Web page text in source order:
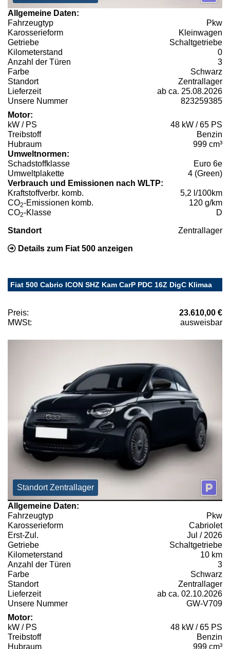
Allgemeine Daten:
Fahrzeugtyp
Pkw
Karosserieform
Kleinwagen
Getriebe
Schaltgetriebe
Kilometerstand
0
Anzahl der Türen
3
Farbe
Schwarz
Standort
Zentrallager
Lieferzeit
ab ca. 25.08.2026
Unsere Nummer
823259385
Motor:
kW / PS
48 kW / 65 PS
Treibstoff
Benzin
Hubraum
999 cm³
Umweltnormen:
Schadstoffklasse
Euro 6e
Umweltplakette
4 (Green)
Verbrauch und Emissionen nach WLTP:
Kraftstoffverbr. komb.
5,2 l/100km
CO2-Emissionen komb.
120 g/km
CO2-Klasse D
Standort Zentrallager
Details zum Fiat 500 anzeigen
Fiat 500 Cabrio ICON SHZ Kam CarP PDC 16Z DigC Klimaa
Preis:
23.610,00 €
MWSt:
ausweisbar
Standort Zentrallager
Allgemeine Daten:
Fahrzeugtyp
Pkw
Karosserieform
Cabriolet
Erst-Zul.
Jul / 2026
Getriebe
Schaltgetriebe
Kilometerstand
10 km
Anzahl der Türen
3
Farbe
Schwarz
Standort
Zentrallager
Lieferzeit
ab ca. 02.10.2026
Unsere Nummer
GW-V709
Motor:
kW / PS
48 kW / 65 PS
Treibstoff
Benzin
Hubraum
999 cm³